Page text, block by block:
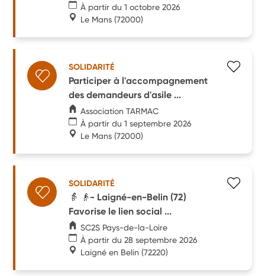
À partir du 1 octobre 2026
Le Mans (72000)
SOLIDARITÉ
Participer à l'accompagnement
des demandeurs d'asile ...
Association TARMAC
À partir du 1 septembre 2026
Le Mans (72000)
SOLIDARITÉ
👵 👴- Laigné-en-Belin (72)
Favorise le lien social ...
SC2S Pays-de-la-Loire
À partir du 28 septembre 2026
Laigné en Belin (72220)